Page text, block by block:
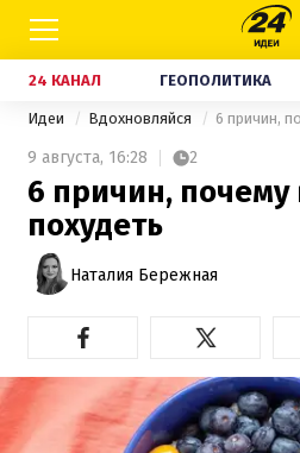
24 КАНАЛ ГЕОПОЛИТИКА
Идеи Вдохновляйся 6 причин,
9 августа, 16:28 2
6 причин,
похудеть
Наталия Бережная